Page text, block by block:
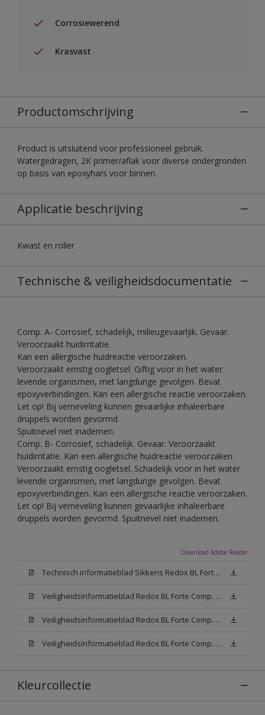
Corrosiewerend
Krasvast
Productomschrijving
Product is uitsluitend voor professioneel gebruik.
Watergedragen, 2K primer/aflak voor diverse ondergronden
op basis van epoxyhars voor binnen.
Applicatie beschrijving
Kwast en roller
Technische & veiligheidsdocumentatie
Comp. A- Corrosief, schadelijk, milieugevaarljik. Gevaar.
Veroorzaakt huidirritatie.
Kan een allergische huidreactie veroorzaken.
Veroorzaakt ernstig oogletsel. Giftig voor in het water
levende organismen, met langdurige gevolgen. Bevat
epoxyverbindingen. Kan een allergische reactie veroorzaken.
Let op! Bij verneveling kunnen gevaarlijke inhaleerbare
druppels worden gevormd.
Spuitnevel niet inademen.
Comp. B- Corrosief, schadelijk. Gevaar. Veroorzaakt
huidirritatie. Kan een allergische huidreactie veroorzaken.
Veroorzaakt ernstig oogletsel. Schadelijk voor in het water
levende organismen, met langdurige gevolgen. Bevat
epoxyverbindingen. Kan een allergische reactie veroorzaken.
Let op! Bij verneveling kunnen gevaarlijke inhaleerbare
druppels worden gevormd. Spuitnevel niet inademen.
Download Adobe Reader
Technisch informatieblad Sikkens Redox BL Forte (PDF)
Veiligheidsinformatieblad Redox BL Forte Comp. B (MSDS)
Veiligheidsinformatieblad Redox BL Forte Comp. -A W05 (MSDS)
Veiligheidsinformatieblad Redox BL Forte Comp. -A N00 (MSDS)
Kleurcollectie